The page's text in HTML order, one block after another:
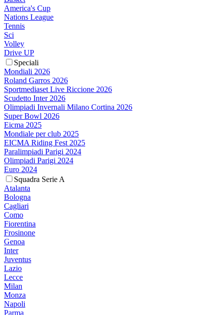
America's Cup
Nations League
Tennis
Sci
Volley
Drive UP
Speciali
Mondiali 2026
Roland Garros 2026
Sportmediaset Live Riccione 2026
Scudetto Inter 2026
Olimpiadi Invernali Milano Cortina 2026
Super Bowl 2026
Eicma 2025
Mondiale per club 2025
EICMA Riding Fest 2025
Paralimpiadi Parigi 2024
Olimpiadi Parigi 2024
Euro 2024
Squadra Serie A
Atalanta
Bologna
Cagliari
Como
Fiorentina
Frosinone
Genoa
Inter
Juventus
Lazio
Lecce
Milan
Monza
Napoli
Parma